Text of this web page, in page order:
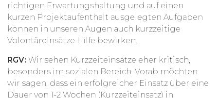
richtigen Erwartungshaltung und auf einen
kurzen Projektaufenthalt ausgelegten Aufgaben
können in unseren Augen auch kurzzeitige
Volontäreinsätze Hilfe bewirken.
RGV: Wir sehen Kurzzeiteinsätze eher kritisch,
besonders im sozialen Bereich. Vorab möchten
wir sagen, dass ein erfolgreicher Einsatz über eine
Dauer von 1-2 Wochen (Kurzzeiteinsatz) in